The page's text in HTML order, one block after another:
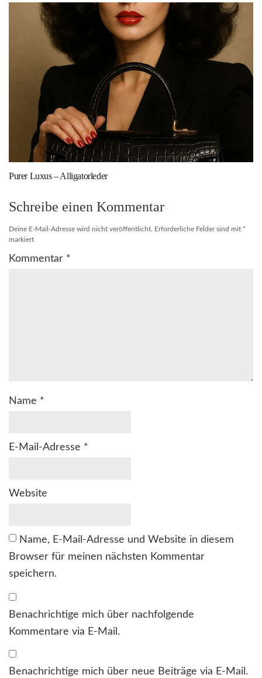
Purer Luxus – Alligatorleder
Schreibe einen Kommentar
Deine E-Mail-Adresse wird nicht veröffentlicht. Erforderliche Felder sind mit *
markiert
Kommentar *
Name *
E-Mail-Adresse *
Website
Name, E-Mail-Adresse und Website in diesem
Browser für meinen nächsten Kommentar
speichern.
Benachrichtige mich über nachfolgende
Kommentare via E-Mail.
Benachrichtige mich über neue Beiträge via E-Mail.